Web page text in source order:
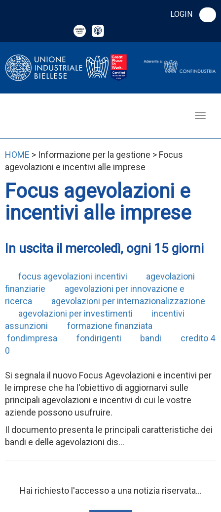
LOGIN
HOME > Informazione per la gestione > Focus
agevolazioni e incentivi alle imprese
Focus agevolazioni e
incentivi alle imprese
In uscita il mercoledì, ogni 15 giorni
focus agevolazioni incentivi
agevolazioni
finanziarie
agevolazioni per innovazione e
ricerca
agevolazioni per internazionalizzazione
agevolazioni per investimenti
incentivi
assunzioni
formazione finanziata
fondimpresa
fondirigenti bandi
credito 4
0
Si segnala il nuovo Focus Agevolazioni e incentivi per
le imprese che ha l'obiettivo di aggiornarvi sulle
principali agevolazioni e incentivi di cui le vostre
aziende possono usufruire.
Il documento presenta le principali caratteristiche dei
bandi e delle agevolazioni dis...
Hai richiesto l'accesso a una notizia riservata...